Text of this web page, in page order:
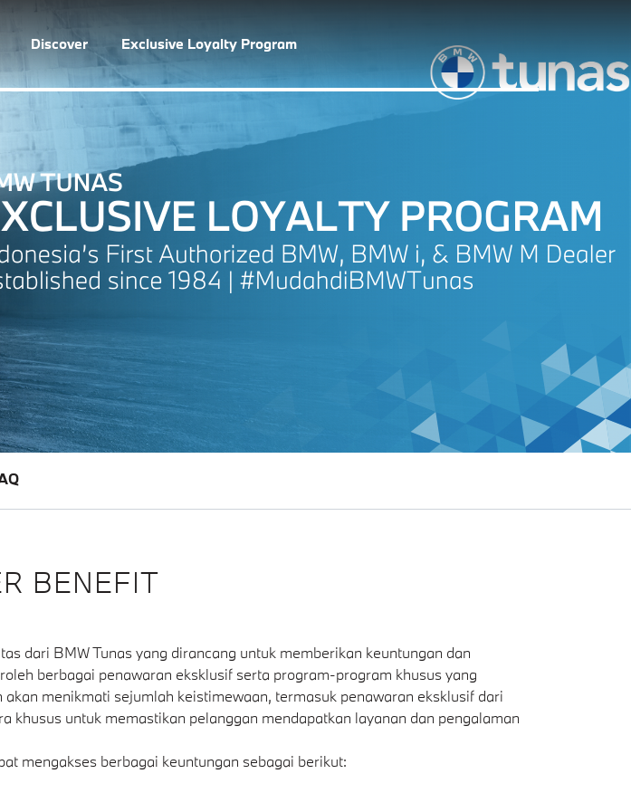
Discover Exclusive Loyalty Program
BENEFIT
dari BMW Tunas yang dirancang untuk memberikan keuntungan dan
berbagai penawaran eksklusif serta program-program khusus yang
menikmati sejumlah keistimewaan, termasuk penawaran eksklusif dari
untuk memastikan pelanggan mendapatkan layanan dan pengalaman
mengakses berbagai keuntungan sebagai berikut: